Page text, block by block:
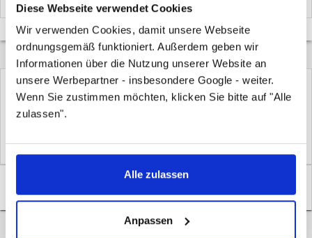
Diese Webseite verwendet Cookies
Wir verwenden Cookies, damit unsere Webseite
ordnungsgemäß funktioniert. Außerdem geben wir
Informationen über die Nutzung unserer Website an
unsere Werbepartner - insbesondere Google - weiter.
Wenn Sie zustimmen möchten, klicken Sie bitte auf "Alle
zulassen".
Alle zulassen
Anpassen
Hersteller:Danfoss
Artikel-Nr.: 003N0192
EAN: 5702423019687